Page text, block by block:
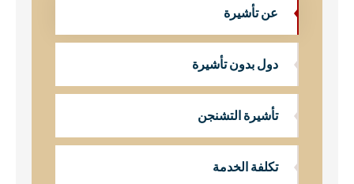
عن تأشيرة
دول بدون تأشيرة
تأشيرة التشنجن
تكلفة الخدمة